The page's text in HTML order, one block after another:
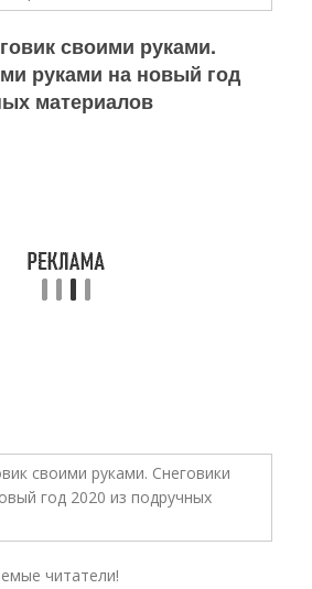
своими руками.
руками на новый год
материалов
читатели!